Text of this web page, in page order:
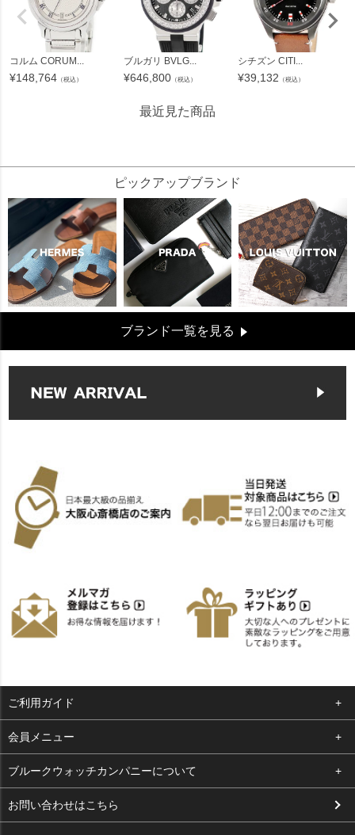
コルム CORUM...
¥148,764 （税込）
ブルガリ BVLG...
¥646,800 （税込）
シチズン CITI...
¥39,132 （税込）
最近見た商品
ピックアップブランド
ブランド一覧を見る
ご利用ガイド
よくある質問
支払い・送料
お客様の声
会員メニュー
ログイン
お気に入り
ブルークウォッチカンパニーについて
会社概要
お問い合わせはこちら